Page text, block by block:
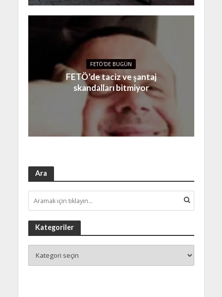
FETÖ'DE BUGÜN
FETÖ’de taciz ve şantaj
skandalları bitmiyor
Ara
Kategoriler